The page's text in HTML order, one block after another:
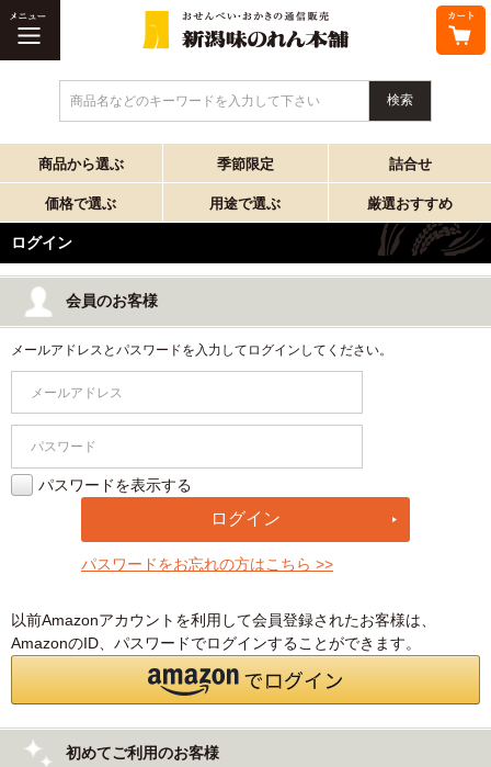
商品名などのキーワードを入力して下さい
商品から選ぶ 季節限定 詰合せ
価格で選ぶ 用途で選ぶ 厳選おすすめ
ログイン
会員のお客様
メールアドレスとパスワードを入力してログインしてください。
パスワードを表示する
パスワードをお忘れの方はこちら >>
以前Amazonアカウントを利用して会員登録されたお客様は、
AmazonのID、パスワードでログインすることができます。
初めてご利用のお客様